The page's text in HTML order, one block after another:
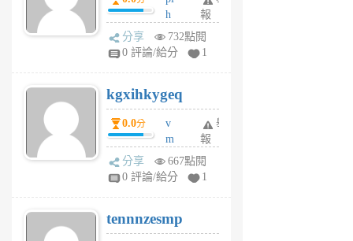
h
wi
w
6
個
月
前
報
分享
732點閱
0 評論/給分
1
kgxihkygeq
0.0分
v
m
sg
sr
6
個
舉
報
分享
667點閱
0 評論/給分
1
tennnzesmp